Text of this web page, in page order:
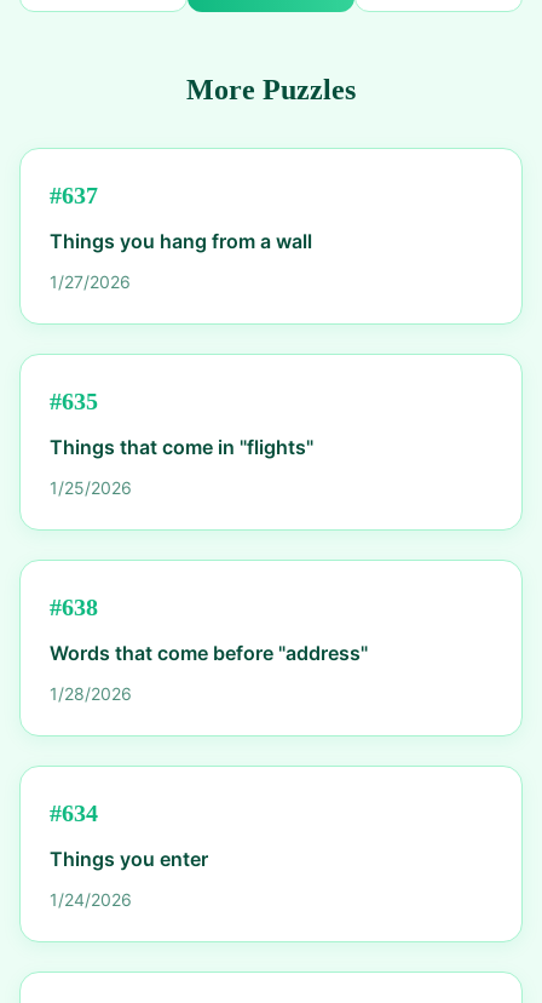
More Puzzles
#637
Things you hang from a wall
1/27/2026
#635
Things that come in "flights"
1/25/2026
#638
Words that come before "address"
1/28/2026
#634
Things you enter
1/24/2026